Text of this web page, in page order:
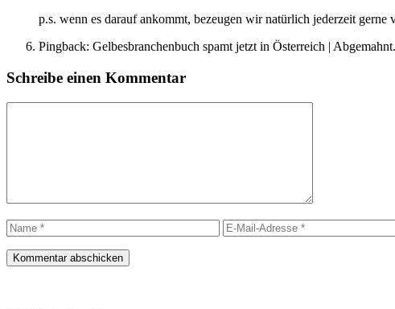
p.s. wenn es darauf ankommt, bezeugen wir natürlich jederzeit gerne
Pingback: Gelbesbranchenbuch spamt jetzt in Österreich |
Schreibe einen Kommentar
Name
E-
Mail-